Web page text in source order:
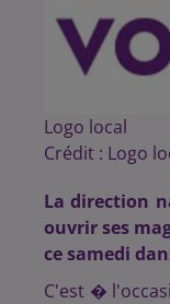
Logo local
Crédit : Logo
La direction
ouvrir ses
ce samedi
C'est �